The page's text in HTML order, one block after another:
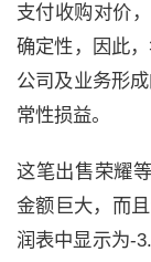
支付收购对价
确定性，因此
公司及业务形
常性损益。
这笔出售荣耀
金额巨大，而
润表中显示为-